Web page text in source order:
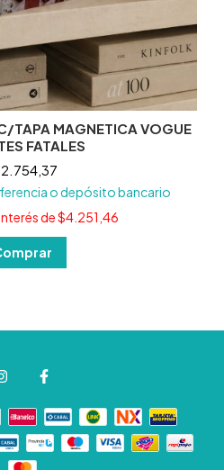
TAPA MAGNETICA VOGUE
FATALES
o depósito bancario
de$4.251,46